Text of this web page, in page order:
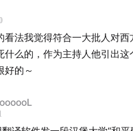
看法我觉得符合一大批人对西
什么的，作为主持人他引出这
好的～